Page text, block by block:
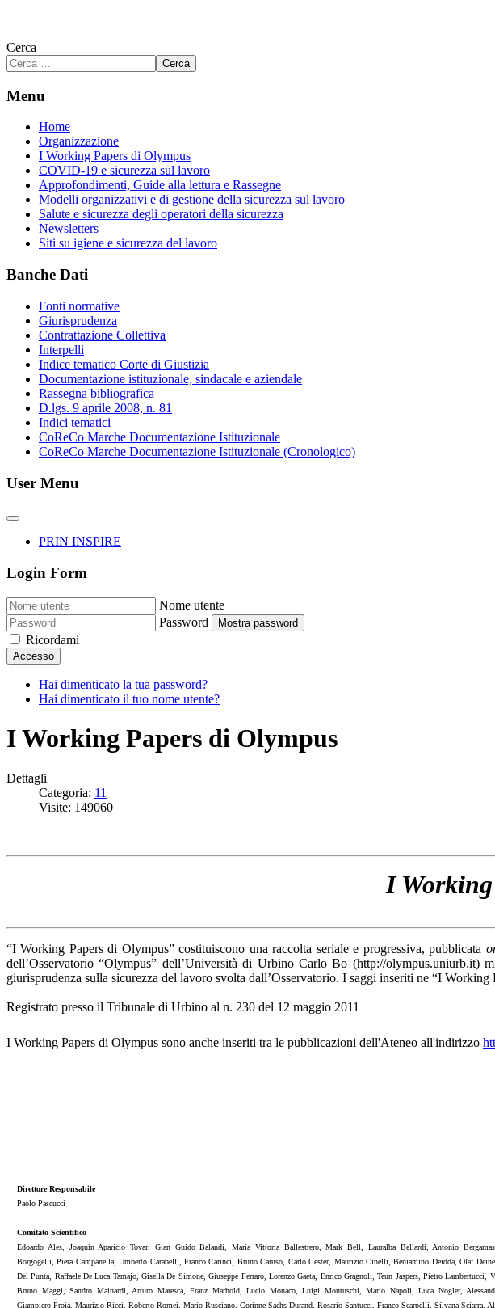
Cerca
Cerca
Menu
Home
Organizzazione
I Working Papers di Olympus
COVID-19 e sicurezza sul lavoro
Approfondimenti, Guide alla lettura e Rassegne
Modelli organizzativi e di gestione della sicurezza sul lavoro
Salute e sicurezza degli operatori della sicurezza
Newsletters
Siti su igiene e sicurezza del lavoro
Banche Dati
Fonti normative
Giurisprudenza
Contrattazione Collettiva
Interpelli
Indice tematico Corte di Giustizia
Documentazione istituzionale, sindacale e aziendale
Rassegna bibliografica
D.lgs. 9 aprile 2008, n. 81
Indici tematici
CoReCo Marche Documentazione Istituzionale
CoReCo Marche Documentazione Istituzionale (Cronologico)
User Menu
PRIN INSPIRE
Login Form
Nome utente
Password
Mostra password
Ricordami
Accesso
Hai dimenticato la tua password?
Hai dimenticato il tuo nome utente?
I Working Papers di Olympus
Dettagli
Categoria: 11
Visite: 149060
I
“I Working Papers di Olympus” costituiscono una raccolta seriale e progressiva, pubblicata
dell’Osservatorio “Olympus” dell’Università di Urbino Carlo Bo (http://
giurisprudenza sulla sicurezza del lavoro svolta dall’Osservatorio. I saggi inseriti ne “I
Registrato presso il Tribunale di Urbino al n. 230 del 12 maggio 2011
I Working Papers di Olympus sono anche inseriti tra le pubblicazioni dell'Ateneo all'indirizzo
Direttore Responsabile
Paolo Pascucci
Comitato Scientifico
Edoardo Ales, Joaquin Aparicio Tovar, Gian Guido Balandi, Maria Vittoria Ballestrero, Mark Bell, Lauralba Bellardi, Antonio
Borgogelli, Piera Campanella, Umberto Carabelli, Franco Carinci, Bruno Caruso, Carlo Cester, Maurizio Cinelli, Beniamino Deidda, Olaf
Del Punta, Raffaele De Luca Tamajo, Gisella De Simone, Giuseppe Ferraro, Lorenzo Gaeta, Enrico Gragnoli, Teun Jaspers, Pietro Lambertucci,
Bruno Maggi, Sandro Mainardi, Arturo Maresca, Franz Marhold, Lucio Monaco, Luigi Montuschi, Mario Napoli, Luca Nogler,
Giampiero Proia, Maurizio Ricci, Roberto Romei, Mario Rusciano, Corinne Sachs-Durand, Rosario Santucci, Franco Scarpelli, Silvana Sciarra,